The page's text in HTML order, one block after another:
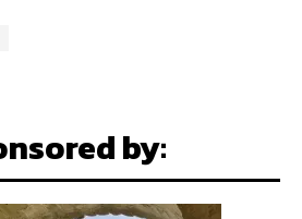
by: